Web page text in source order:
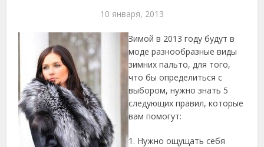
10 января, 2013
Зимой в 2013 году будут в
моде разнообразные виды
зимних пальто, для того,
что бы определиться с
выбором, нужно знать 5
следующих правил, которые
вам помогут:
1. Нужно ощущать себя